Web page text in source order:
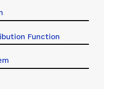
Function